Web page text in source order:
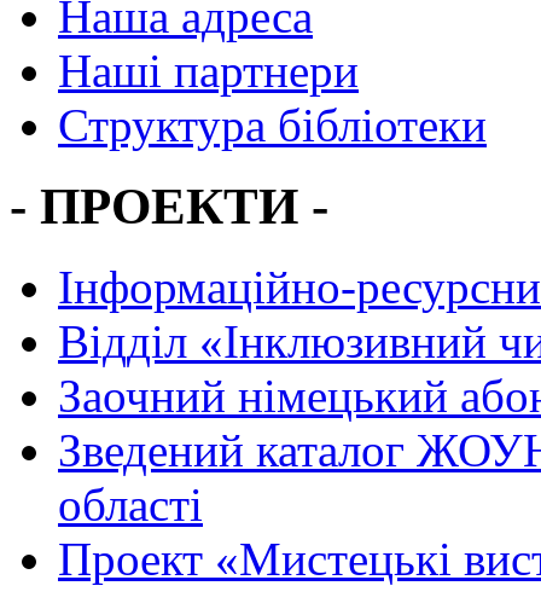
Наша адреса
Наші партнери
Структура бібліотеки
- ПРОЕКТИ -
Інформаційно-
Вiддiл «Інклюзивний
Заочний німецький
Зведений каталог
області
Проект «Мистецькі